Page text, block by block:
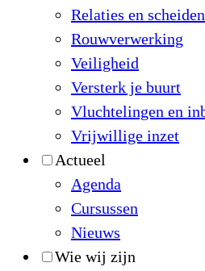
Relaties en scheiden
Rouwverwerking
Veiligheid
Versterk je buurt
Vluchtelingen en
Vrijwillige inzet
Actueel
Agenda
Cursussen
Nieuws
Wie wij zijn